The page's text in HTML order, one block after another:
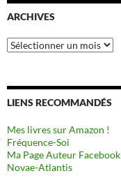
ARCHIVES
Archives
LIENS RECOMMANDÉS
Mes livres sur Amazon !
Fréquence-Soi
Ma Page Auteur Facebook
Novae-Atlantis